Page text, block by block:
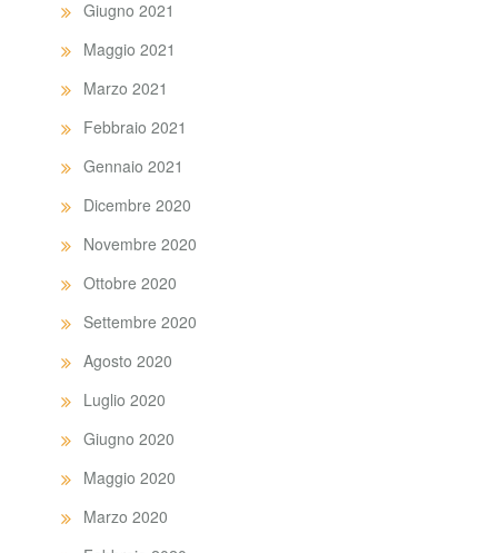
Giugno 2021
Maggio 2021
Marzo 2021
Febbraio 2021
Gennaio 2021
Dicembre 2020
Novembre 2020
Ottobre 2020
Settembre 2020
Agosto 2020
Luglio 2020
Giugno 2020
Maggio 2020
Marzo 2020